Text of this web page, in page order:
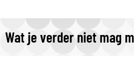
Wat je verder niet mag